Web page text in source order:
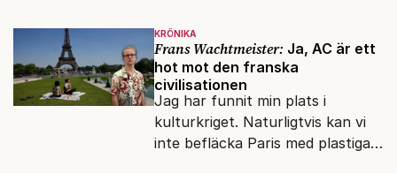
KRÖNIKA
Frans Wachtmeister: Ja, AC är ett
hot mot den franska
civilisationen
Jag har funnit min plats i
kulturkriget. Naturligtvis kan vi
inte befläcka Paris med plastiga